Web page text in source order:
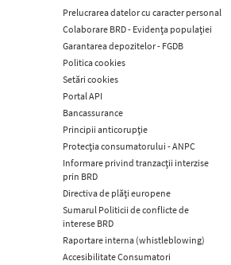
Prelucrarea datelor cu caracter personal
Colaborare BRD - Evidența populației
Garantarea depozitelor - FGDB
Politica cookies
Setări cookies
Portal API
Bancassurance
Principii anticorupţie
Protecţia consumatorului - ANPC
Informare privind tranzacții interzise
prin BRD
Directiva de plăți europene
Sumarul Politicii de conflicte de
interese BRD
Raportare interna (whistleblowing)
Accesibilitate Consumatori